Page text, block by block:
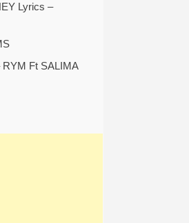
Lyrics –
Ft SALIMA